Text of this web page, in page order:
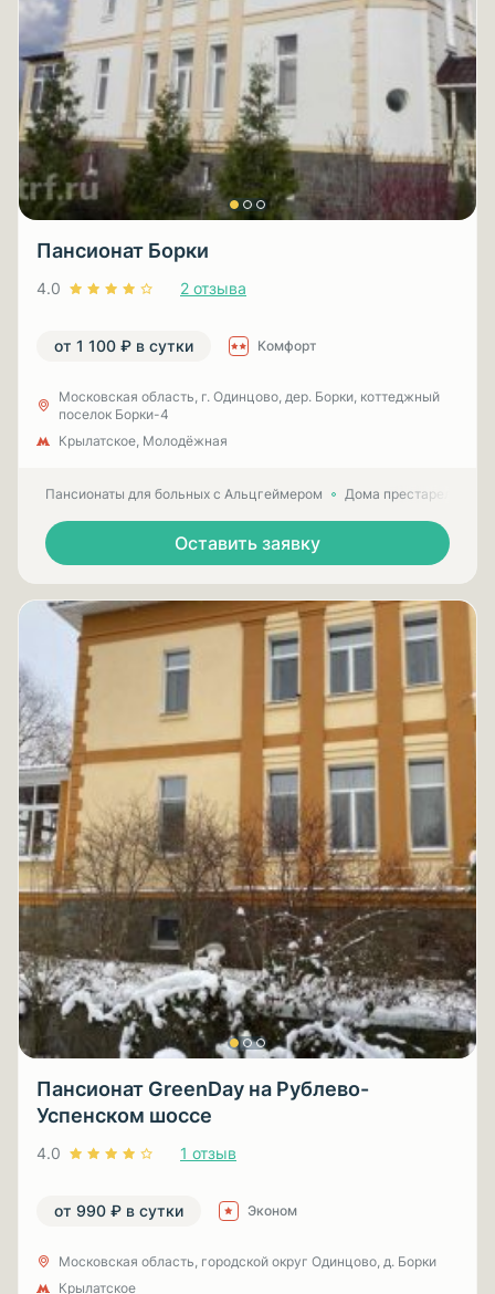
Пансионат Борки
4.0 2 отзыва
от 1 100 ₽ в сутки Комфорт
Московская область, г. Одинцово, дер. Борки, коттеджный
поселок Борки-4
Крылатское, Молодёжная
Пансионаты для больных с Альцгеймером Дома престарелых
Оставить заявку
Пансионат GreenDay на Рублево-
Успенском шоссе
4.0 1 отзыв
от 990 ₽ в сутки Эконом
Московская область, городской округ Одинцово, д. Борки
Крылатское